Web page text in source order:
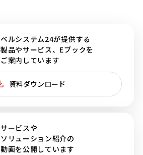
ベルシステム24が提供する
製品やサービス、Eブックを
ご案内しています
資料ダウンロード
サービスや
ソリューション紹介の
動画を公開しています